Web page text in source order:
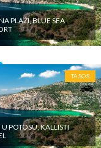
PLAŽI, BLUE SEA
TASOS
POTOSU, KALLISTI